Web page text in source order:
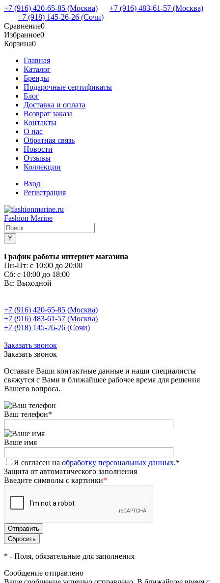
+7 (916) 420-65-85 (Москва)
+7 (916) 483-61-57 (Москва)
+7 (918) 145-26-26 (Сочи)
Сравнение0
Избранное0
Корзина0
Главная
Каталог
Бренды
Подарочные сертификаты
Блог
Доставка и оплата
Возврат заказа
Контакты
О нас
Обратная связь
Новости
Отзывы
Коллекции
Вход
Регистрация
Fashion Marine
График работы интернет магазина
Пн-Пт: с 10:00 до 20:00
Сб: с 10:00 до 18:00
Вс: Выходной
+7 (916) 420-65-85 (Москва)
+7 (916) 483-61-57 (Москва)
+7 (918) 145-26-26 (Сочи)
Заказать звонок
Заказать звонок
Оставьте Ваши контактные данные и наши специалисты
свяжутся с Вами в ближайшее рабочее время для решения
Вашего вопроса.
Ваш телефон*
Ваше имя
Я согласен на обработку персональных данных.*
Защита от автоматического заполнения
Введите символы с картинки*
* - Поля, обязательные для заполнения
Сообщение отправлено